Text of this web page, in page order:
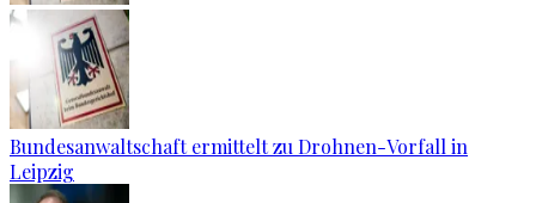
Bundesanwaltschaft ermittelt zu Drohnen-Vorfall in
Leipzig